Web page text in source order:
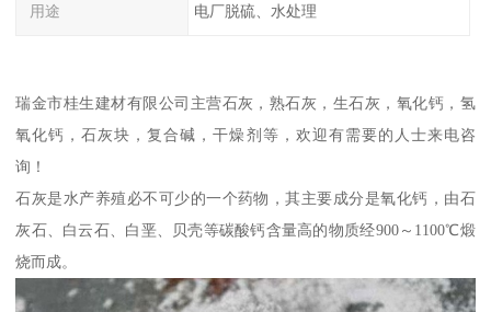
用途 电厂脱硫、水处理
瑞金市桂生建材有限公司主营石灰，熟石灰，生石灰，氧化钙，氢
氧化钙，石灰块，复合碱，干燥剂等，欢迎有需要的人士来电咨
询！
石灰是水产养殖必不可少的一个药物，其主要成分是氧化钙，由石
灰石、白云石、白垩、贝壳等碳酸钙含量高的物质经900～1100℃煅
烧而成。